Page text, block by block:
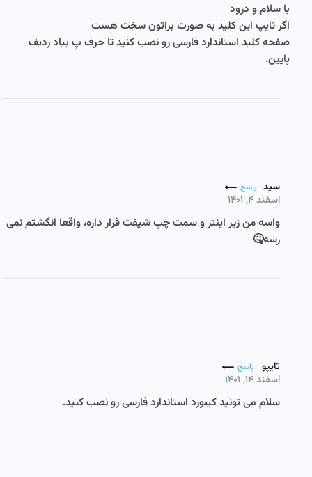
با سلام و درود
اگر تایپ این کلید به صورت براتون سخت هست
صفحه کلید استاندارد فارسی رو نصب کنید تا حرف پ بیاد ردیف
پایین.
سید پاسخ
اسفند ۴, ۱۴۰۱
واسه من زیر اینتر و سمت چپ شیفت قرار داره، واقعا انگشتم نمی
رسه🤒
تایپو پاسخ
اسفند ۱۴, ۱۴۰۱
سلام می تونید کیبورد استاندارد فارسی رو نصب کنید.